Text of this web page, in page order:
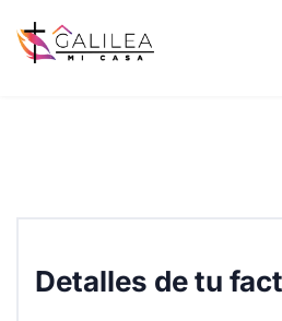
Detalles de tu